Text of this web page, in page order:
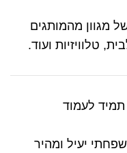
מגוון מהמותגים
טלוויזיות ועוד.
תמיד לעמוד
יעיל ומהיר